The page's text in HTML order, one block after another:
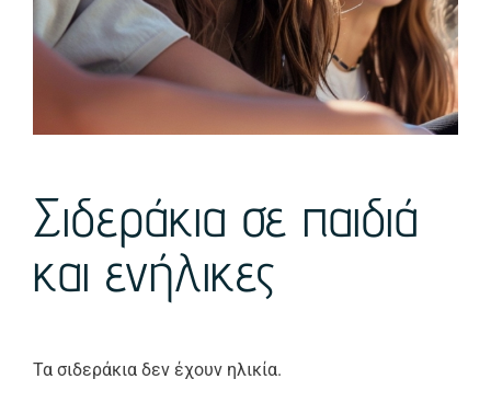
Σιδεράκια σε παιδιά
και ενήλικες
Τα σιδεράκια δεν έχουν ηλικία.